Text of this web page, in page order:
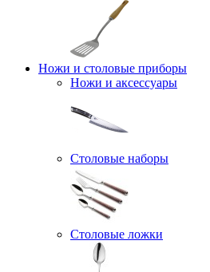
Ножи и столовые приборы
Ножи и аксессуары
Столовые наборы
Столовые ложки